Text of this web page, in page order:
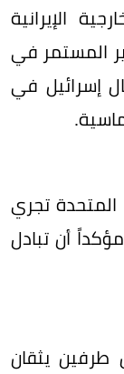
الإيرانية
المستمر في
إسرائيل في
المتحدة تجري
أن تبادل
طرفين يثقان